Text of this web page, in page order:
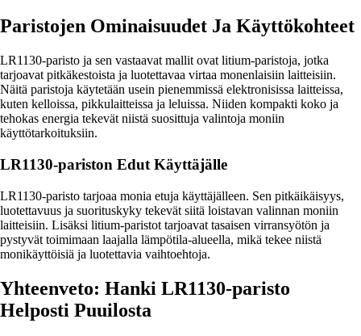
Paristojen Ominaisuudet Ja Käyttökohteet
LR1130-paristo ja sen vastaavat mallit ovat litium-paristoja, jotka
tarjoavat pitkäkestoista ja luotettavaa virtaa monenlaisiin laitteisiin.
Näitä paristoja käytetään usein pienemmissä elektronisissa laitteissa,
kuten kelloissa, pikkulaitteissa ja leluissa. Niiden kompakti koko ja
tehokas energia tekevät niistä suosittuja valintoja moniin
käyttötarkoituksiin.
LR1130-pariston Edut Käyttäjälle
LR1130-paristo tarjoaa monia etuja käyttäjälleen. Sen pitkäikäisyys,
luotettavuus ja suorituskyky tekevät siitä loistavan valinnan moniin
laitteisiin. Lisäksi litium-paristot tarjoavat tasaisen virransyötön ja
pystyvät toimimaan laajalla lämpötila-alueella, mikä tekee niistä
monikäyttöisiä ja luotettavia vaihtoehtoja.
Yhteenveto: Hanki LR1130-paristo
Helposti Puuilosta